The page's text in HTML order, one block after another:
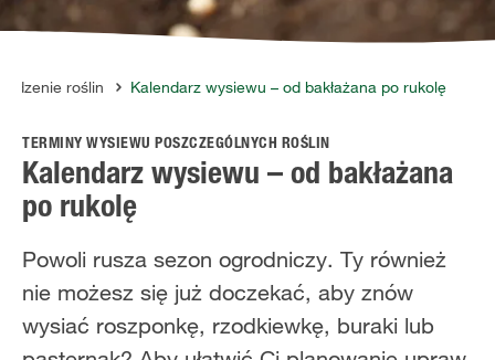
Aktualne tematy
Kontakt
O nas
roślin Kalendarz wysiewu – od bakłażana po rukolę
TERMINY WYSIEWU POSZCZEGÓLNYCH ROŚLIN
Kalendarz wysiewu – od bakłażana
po rukolę
Powoli rusza sezon ogrodniczy. Ty również
nie możesz się już doczekać, aby znów
wysiać roszponkę, rzodkiewkę, buraki lub